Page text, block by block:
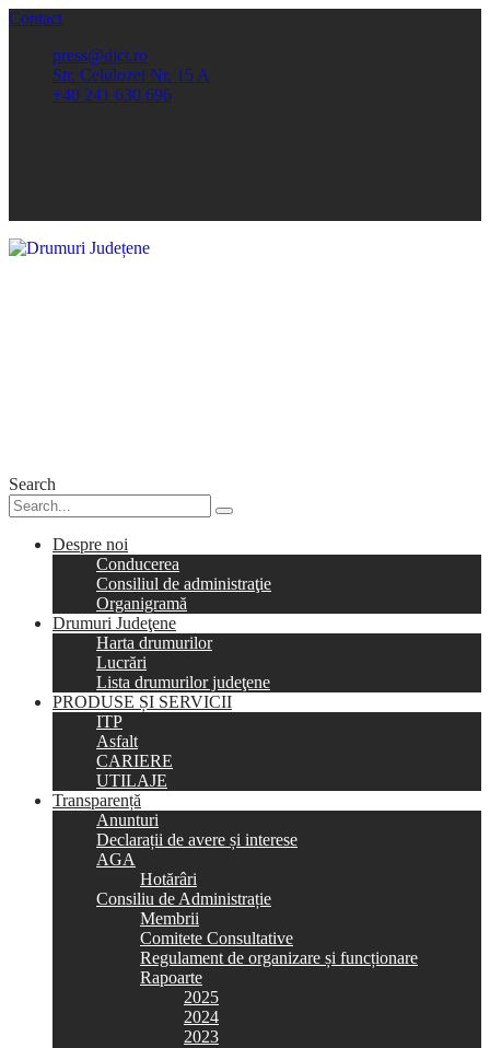
Contact
press@djct.ro
Str. Celulozei Nr. 15 A
+40 241 630 696
Search
Despre noi
Conducerea
Consiliul de administraţie
Organigramă
Drumuri Judeţene
Harta drumurilor
Lucrări
Lista drumurilor judeţene
PRODUSE ȘI SERVICII
ITP
Asfalt
CARIERE
UTILAJE
Transparență
Anunturi
Declarații de avere și interese
AGA
Hotărâri
Consiliu de Administrație
Membrii
Comitete Consultative
Regulament de organizare și funcționare
Rapoarte
2025
2024
2023